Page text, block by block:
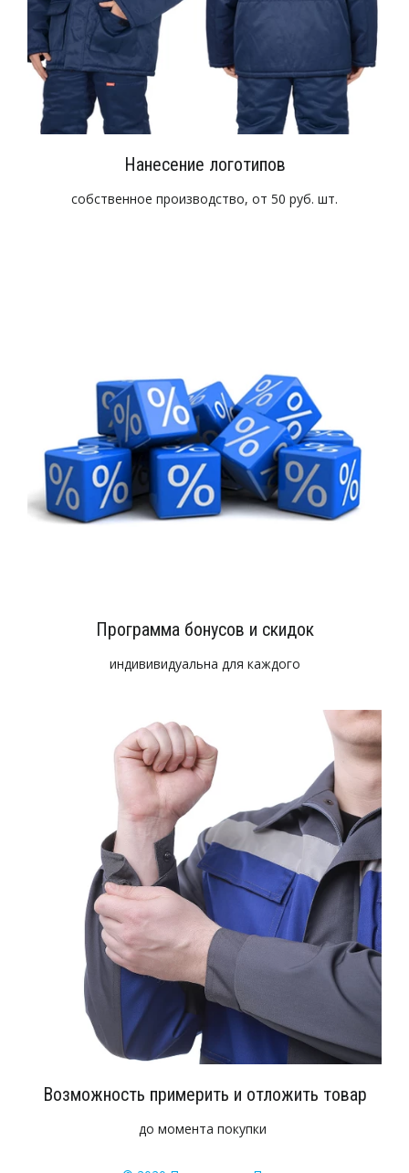
Нанесение логотипов
собственное производство, от 50 руб. шт.
Программа бонусов и скидок
индививидуальна для каждого
Возможность примерить и отложить товар
до момента покупки